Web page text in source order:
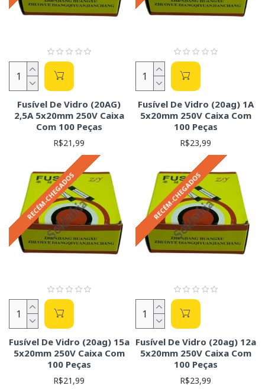
Fusível De Vidro (20AG)
2,5A 5x20mm 250V Caixa
Com 100 Peças
R$21,99
Fusível De Vidro (20ag) 1A
5x20mm 250V Caixa Com
100 Peças
R$23,99
RECÉM-CHEGADOS
Fusível De Vidro (20ag) 15a
5x20mm 250V Caixa Com
100 Peças
R$21,99
RECÉM-CHEGADOS
Fusível De Vidro (20ag) 12a
5x20mm 250V Caixa Com
100 Peças
R$23,99